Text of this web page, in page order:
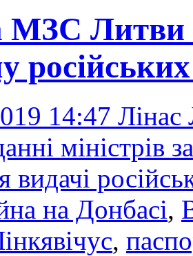
МЗС Литви
14:47 Лінас
видачі
на Донбасі,
,